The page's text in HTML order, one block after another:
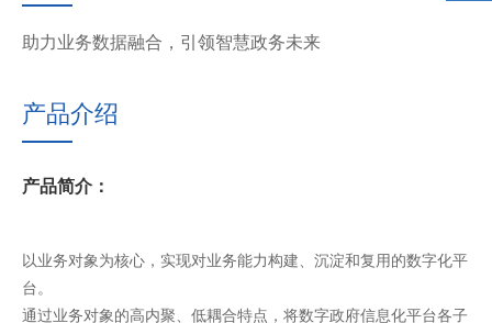
助力业务数据融合，引领智慧政务未来
产品介绍
产品简介：
以业务对象为核心，实现对业务能力构建、沉淀和复用的数字化平
台。
通过业务对象的高内聚、低耦合特点，将数字政府信息化平台各子